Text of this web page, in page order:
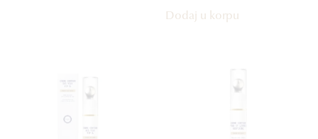
Dodaj u korpu